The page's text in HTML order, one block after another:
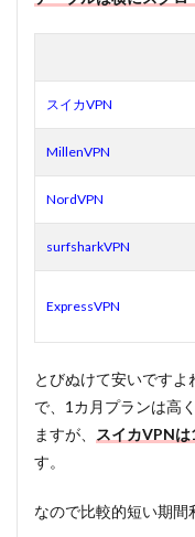
スイカVPN
MillenVPN
NordVPN
surfsharkVPN
ExpressVPN
とびぬけて安いです
で、1カ月プランは高
ますが、
スイカVPN
す。
なので比較的短い期間